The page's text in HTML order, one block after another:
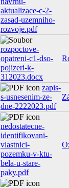
aktualizace-c-2-
zasad-uzemniho-
rozvoje.pdf
rozpoctove-
opatreni-c1-dso-
pojizeri-k-
312023.docx
zapis-
s-usnesenim-ze-
dne-2222023.pdf
nedostatecne-
identifikovani-
vlastnici-
pozemku-v-ktu-
bela-u-stare-
paky.pdf